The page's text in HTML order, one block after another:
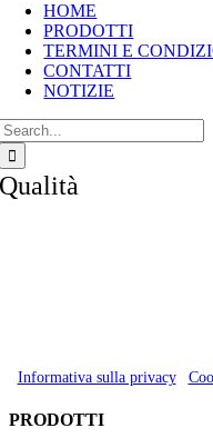
HOME
PRODOTTI
TERMINI E
CONTATTI
NOTIZIE
Qualità
Informativa sulla privacy|
Toggle
PRODOTTI